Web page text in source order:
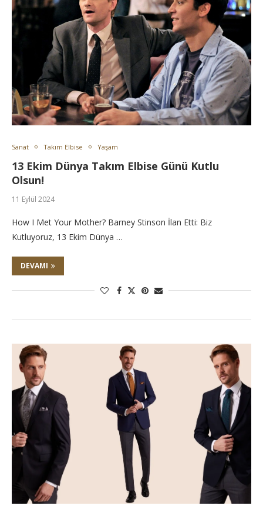
Sanat Takım Elbise Yaşam
13 Ekim Dünya Takım Elbise Günü Kutlu
Olsun!
11 Eylül 2024
How I Met Your Mother? Barney Stinson İlan Etti: Biz
Kutluyoruz, 13 Ekim Dünya …
DEVAMI